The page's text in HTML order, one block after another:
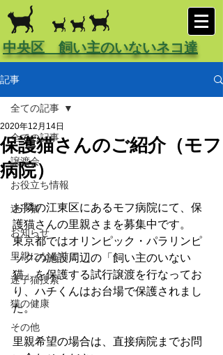
中央区 飼い主のいないネコ達
記事
全ての記事
譲渡会
お役立ち情報
迷子猫
お知らせ
里親になる前に
迷子猫捜索
猫の健康
その他
全ての記事
保護猫さんのご紹介（モフ
病院）
2020年12月14日
お隣の江東区にあるモフ病院にて、保
護猫さんの里親さまを募集中です。
東京都ではオリンピック・パラリンピ
ックの施設周辺の「飼い主のいない
猫」を保護する試行譲渡を行なってお
り、ハチくんはお台場で保護されまし
た。
里親希望の場合は、直接病院までお問